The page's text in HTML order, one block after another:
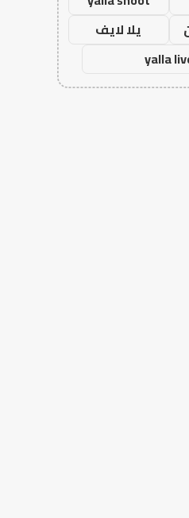
يلا لايف
yalla